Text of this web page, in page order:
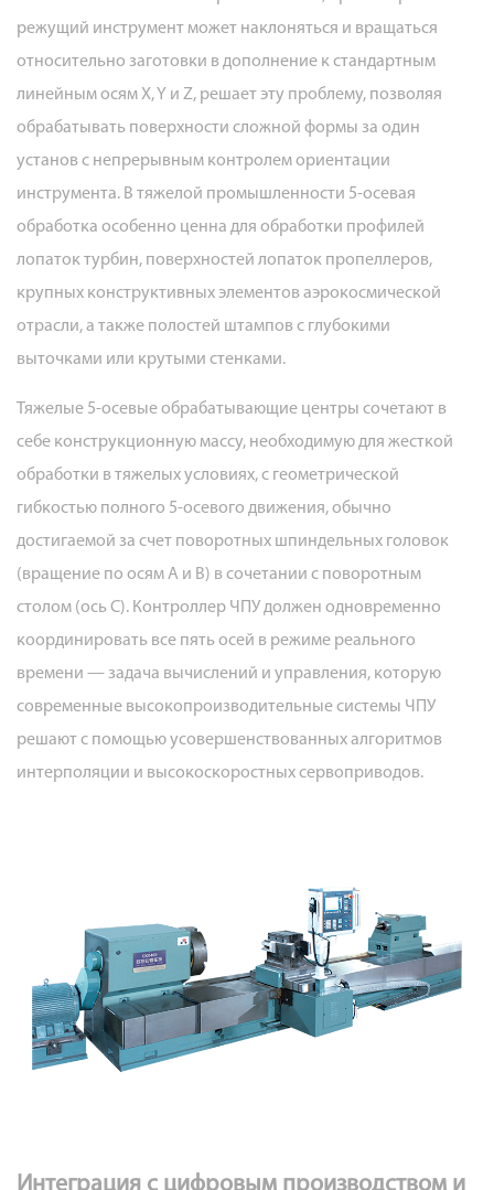
режущий инструмент может наклоняться и вращаться
относительно заготовки в дополнение к стандартным
линейным осям X, Y и Z, решает эту проблему, позволяя
обрабатывать поверхности сложной формы за один
установ с непрерывным контролем ориентации
инструмента. В тяжелой промышленности 5-осевая
обработка особенно ценна для обработки профилей
лопаток турбин, поверхностей лопаток пропеллеров,
крупных конструктивных элементов аэрокосмической
отрасли, а также полостей штампов с глубокими
выточками или крутыми стенками.
Тяжелые 5-осевые обрабатывающие центры сочетают в
себе конструкционную массу, необходимую для жесткой
обработки в тяжелых условиях, с геометрической
гибкостью полного 5-осевого движения, обычно
достигаемой за счет поворотных шпиндельных головок
(вращение по осям A и B) в сочетании с поворотным
столом (ось C). Контроллер ЧПУ должен одновременно
координировать все пять осей в режиме реального
времени — задача вычислений и управления, которую
современные высокопроизводительные системы ЧПУ
решают с помощью усовершенствованных алгоритмов
интерполяции и высокоскоростных сервоприводов.
Интеграция с цифровым производством и